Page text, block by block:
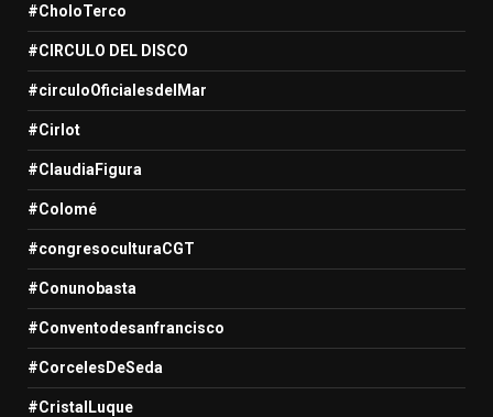
#CholoTerco
#CIRCULO DEL DISCO
#circuloOficialesdelMar
#Cirlot
#ClaudiaFigura
#Colomé
#congresoculturaCGT
#Conunobasta
#Conventodesanfrancisco
#CorcelesDeSeda
#CristalLuque